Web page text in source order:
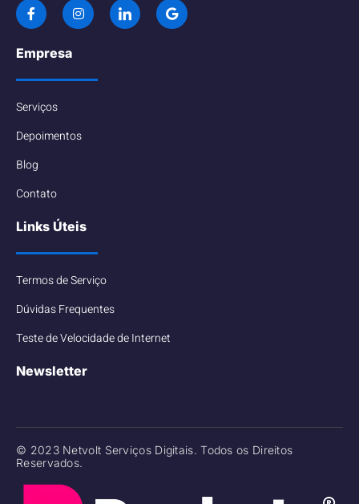
Empresa
Serviços
Depoimentos
Blog
Contato
Links Úteis
Termos de Serviço
Dúvidas Frequentes
Teste de Velocidade de Internet
Newsletter
© 2023 Netvolt Serviços Digitais. Todos os Direitos
Reservados.